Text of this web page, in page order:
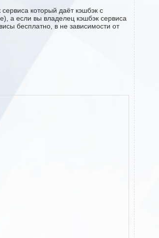
который даёт кэшбэк с
а если вы владелец кэшбэк сервиса
бесплатно, в не зависимости от